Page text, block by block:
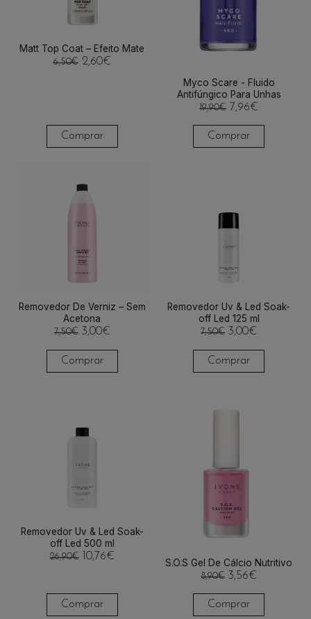
Matt Top Coat – Efeito Mate
6,50€ 2,60€
Comprar
Myco Scare - Fluido
Antifúngico Para Unhas
19,90€ 7,96€
Comprar
Removedor De Verniz – Sem
Acetona
7,50€ 3,00€
Comprar
Removedor Uv & Led Soak-
off Led 125 ml
7,50€ 3,00€
Comprar
Removedor Uv & Led Soak-
off Led 500 ml
26,90€ 10,76€
Comprar
S.O.S Gel De Cálcio Nutritivo
8,90€ 3,56€
Comprar